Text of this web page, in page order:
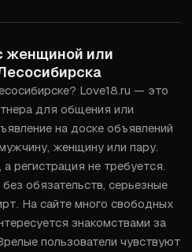
женщиной или
Love18.ru — это
для общения или
на доске объявлений
женщину или пару.
регистрация не требуется.
обязательств, серьезные
На сайте много свободных
знакомствами за
пользователи чувствуют